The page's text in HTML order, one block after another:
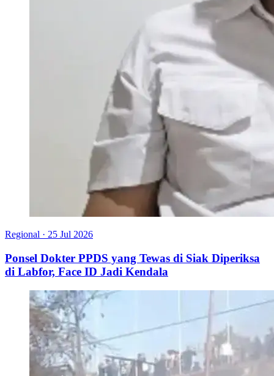
Regional · 25 Jul 2026
Ponsel Dokter PPDS yang Tewas di Siak Diperiksa
di Labfor, Face ID Jadi Kendala